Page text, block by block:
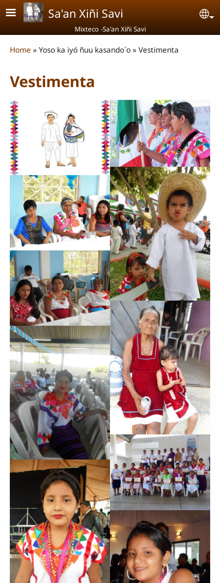
Skip to main content
Sa'an Xiñi Savi
Mixteco -Sa'an Xiñi Savi
Breadcrumb
Home Yoso ka iyó ñuu kasando´o Vestimenta
Vestimenta